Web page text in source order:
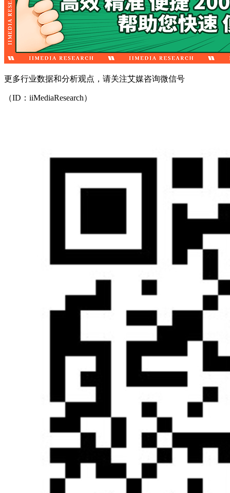
更多行业数据和分析观点，请关注艾媒咨询微信号
（ID：iiMediaResearch）